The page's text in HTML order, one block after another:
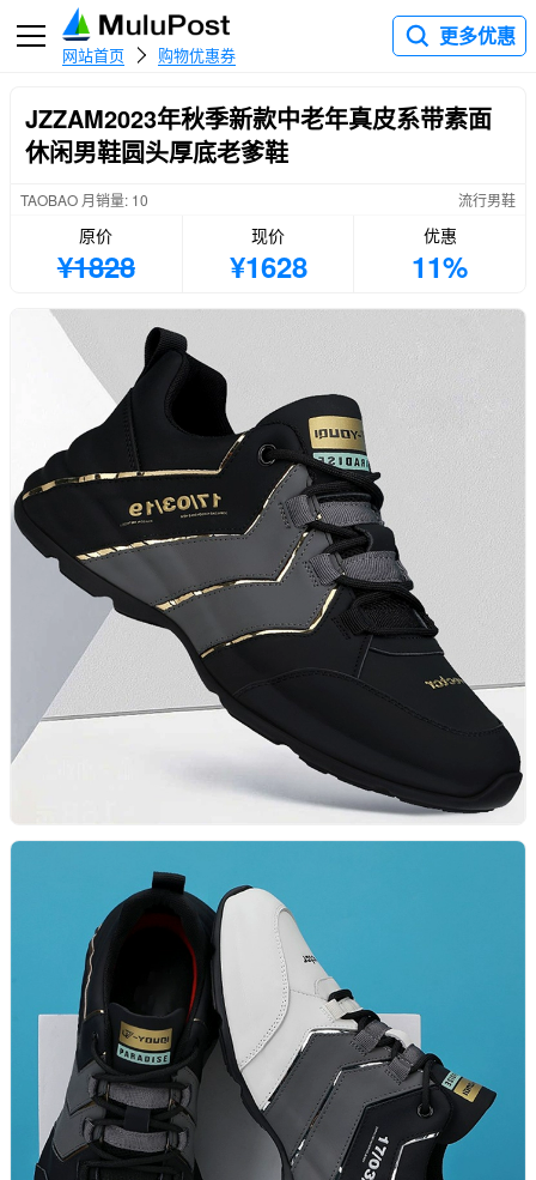
网站首页 购物优惠券
更多优惠
JZZAM2023年秋季新款中老年真皮系带素面
休闲男鞋圆头厚底老爹鞋
TAOBAO 月销量: 10 流行男鞋
原价
¥1828
现价
¥1628
优惠
11%